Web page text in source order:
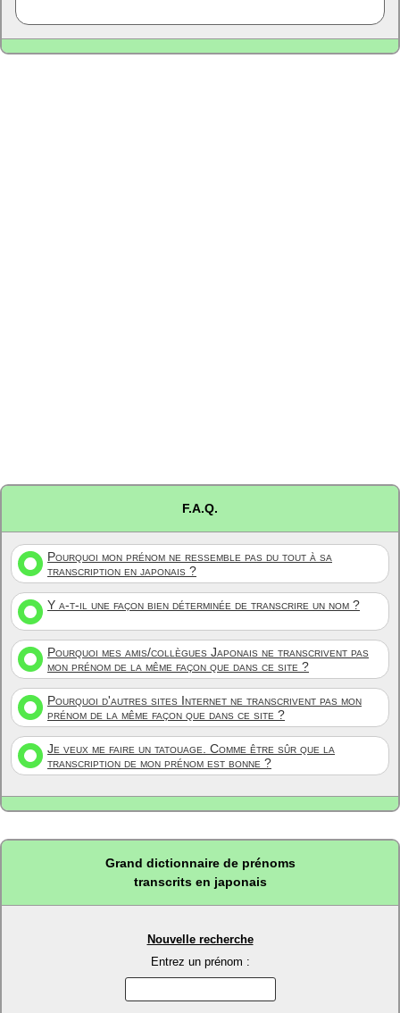
F.A.Q.
Pourquoi mon prénom ne ressemble pas du tout à sa
transcription en japonais ?
Y a-t-il une façon bien déterminée de transcrire un nom ?
Pourquoi mes amis/collègues Japonais ne transcrivent pas
mon prénom de la même façon que dans ce site ?
Pourquoi d'autres sites Internet ne transcrivent pas mon
prénom de la même façon que dans ce site ?
Je veux me faire un tatouage. Comme être sûr que la
transcription de mon prénom est bonne ?
Grand dictionnaire de prénoms
transcrits en japonais
Nouvelle recherche
Entrez un prénom :